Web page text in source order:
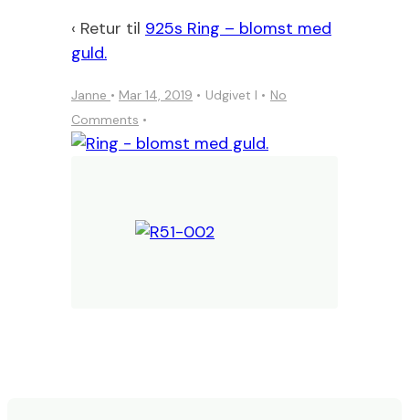
‹ Retur til 925s Ring – blomst med
guld.
Janne • Mar 14, 2019 Udgivet I
No
Comments